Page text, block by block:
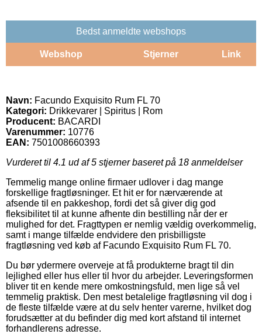
Bedst anmeldte webshops
Webshop Stjerner Link
Navn: Facundo Exquisito Rum FL 70
Kategori: Drikkevarer | Spiritus | Rom
Producent: BACARDI
Varenummer: 10776
EAN: 7501008660393
Vurderet til 4.1 ud af 5 stjerner baseret på 18 anmeldelser
Temmelig mange online firmaer udlover i dag mange
forskellige fragtløsninger. Et hit er for nærværende at
afsende til en pakkeshop, fordi det så giver dig god
fleksibilitet til at kunne afhente din bestilling når der er
mulighed for det. Fragttypen er nemlig vældig overkommelig,
samt i mange tilfælde endvidere den prisbilligste
fragtløsning ved køb af Facundo Exquisito Rum FL 70.
Du bør ydermere overveje at få produkterne bragt til din
lejlighed eller hus eller til hvor du arbejder. Leveringsformen
bliver tit en kende mere omkostningsfuld, men lige så vel
temmelig praktisk. Den mest betalelige fragtløsning vil dog i
de fleste tilfælde være at du selv henter varerne, hvilket dog
forudsætter at du befinder dig med kort afstand til internet
forhandlerens adresse.